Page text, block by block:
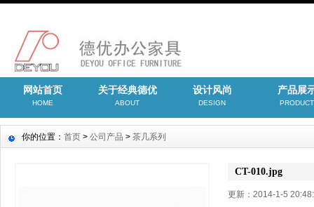
网站首页
HOME
关于经典德优
ABOUT
设计风尚
DESIGN
产品展
PRODUCT
你的位置： 首页 > 公司产品 > 茶几系列
CT-010.jpg
更新：2014-1-5